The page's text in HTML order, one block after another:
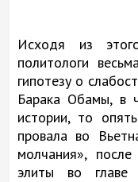
Исходя из
политологи
гипотезу о
Барака Обамы, в
истории, то
провала во
молчания»,
элиты во главе